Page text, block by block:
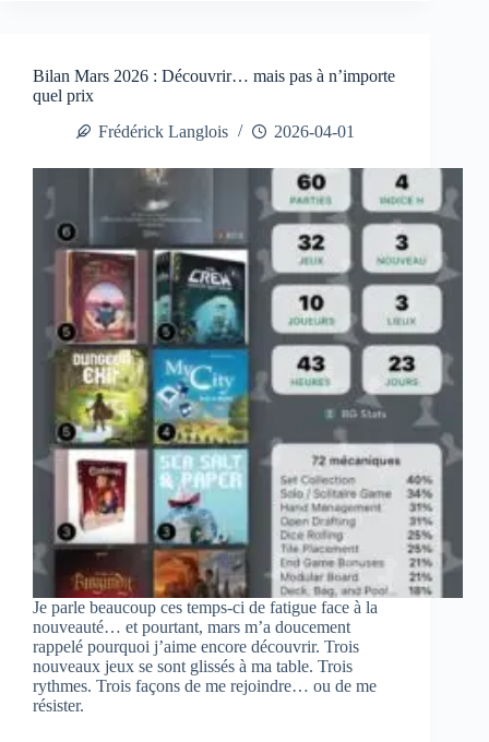
Bilan Mars 2026 : Découvrir… mais pas à n’importe
quel prix
Frédérick Langlois
2026-04-01
Je parle beaucoup ces temps-ci de fatigue face à la
nouveauté… et pourtant, mars m’a doucement
rappelé pourquoi j’aime encore découvrir. Trois
nouveaux jeux se sont glissés à ma table. Trois
rythmes. Trois façons de me rejoindre… ou de me
résister.